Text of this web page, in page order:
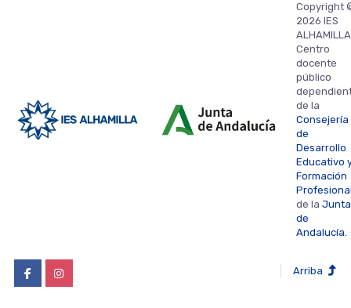
Copyright
2026 IES
Centro
docente
público
de la
Consejería
de
Desarrollo
Educativo
Formación
de la Junta
de
Andalucía.
Arriba